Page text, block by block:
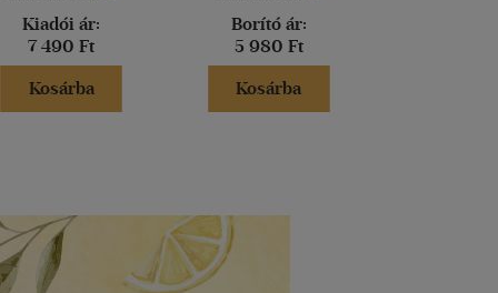
Kiadói ár:
7 490 Ft
Kosárba
Borító ár:
5 980 Ft
Kosárba